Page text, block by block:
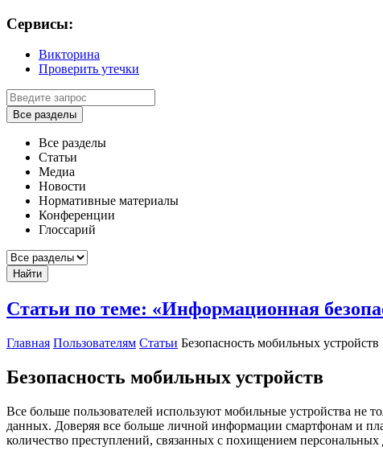
Сервисы:
Викторина
Проверить утечки
Все разделы
Все разделы
Статьи
Медиа
Новости
Нормативные материалы
Конференции
Глоссарий
Найти
Статьи по теме: «Информационная
Главная Пользователям Статьи Безопасность мобильных устройств
Безопасность мобильных устройств
Все больше пользователей используют мобильные устройства не
данных. Доверяя все больше личной информации смартфонам и
количество преступлений, связанных с похищением